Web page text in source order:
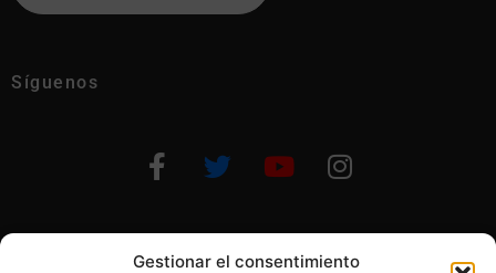
Gestionar el consentimiento
Síguenos